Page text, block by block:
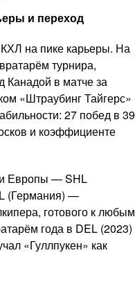
и переход
на пике карьеры. На
турнира,
Канадой в матче за
«Штраубинг Тайгерс»
27 побед в 39
и коэффициенте
Европы — SHL
(Германия) —
готового к любым
года в DEL (2023)
«Гуллпукен» как